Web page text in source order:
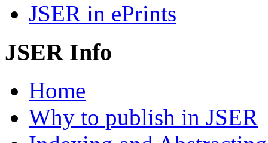
JSER in ePrints
JSER Info
Home
Why to publish in JSER